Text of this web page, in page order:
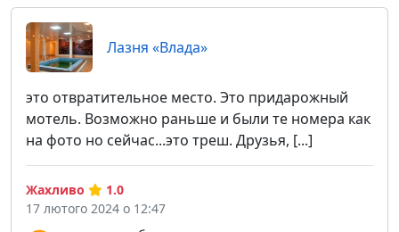
Лазня «Влада»
это отвратительное место. Это придарожный
мотель. Возможно раньше и были те номера как
на фото но сейчас...это треш. Друзья, [...]
Жахливо
1.0
17 лютого 2024 о 12:47